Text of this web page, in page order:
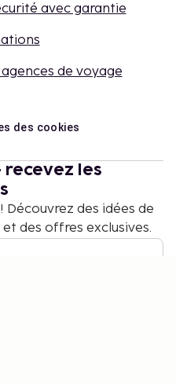
avec garantie
de voyage
des cookies
recevez les
des idées de
des offres exclusives.